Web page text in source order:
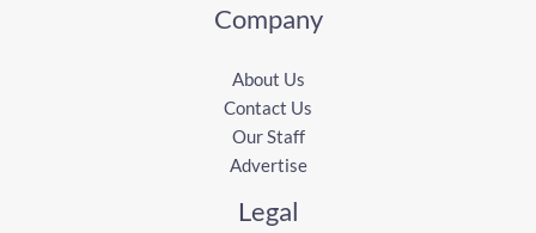
Company
About Us
Contact Us
Our Staff
Advertise
Legal